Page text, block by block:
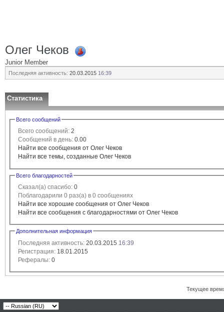
Олег Чеков
Junior Member
Последняя активность: 20.03.2015 16:39
Статистика
Всего сообщений
Всего сообщений: 2
Сообщений в день: 0.00
Найти все сообщения от Олег Чеков
Найти все темы, созданные Олег Чеков
Всего благодарностей
Сказал(а) спасибо: 0
Поблагодарили 0 раз(а) в 0 сообщениях
Найти все хорошие сообщения от Олег Чеков
Найти все сообщения с благодарностями от Олег Чеков
Дополнительная информация
Последняя активность: 20.03.2015 16:39
Регистрация: 18.01.2015
Рефералы: 0
Текущее